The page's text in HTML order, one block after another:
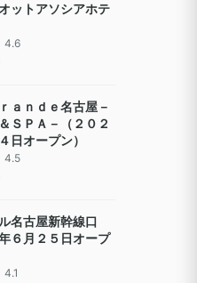
ットアソシアホテ
4.6
ａｎｄｅ名古屋－
ＳＰＡ－（２０２
日オープン）
4.5
名古屋新幹線口
６月２５日オープ
4.1